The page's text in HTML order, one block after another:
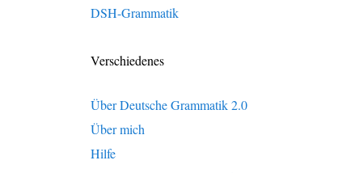
DSH-Grammatik
Verschiedenes
Über Deutsche Grammatik 2.0
Über mich
Hilfe